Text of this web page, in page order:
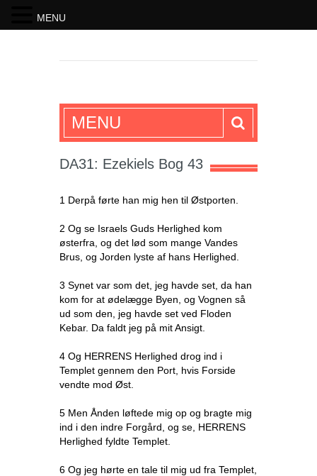
SKRIFTEN
MENU
DA31: Ezekiels Bog 43
1 Derpå førte han mig hen til Østporten.
2 Og se Israels Guds Herlighed kom
østerfra, og det lød som mange Vandes
Brus, og Jorden lyste af hans Herlighed.
3 Synet var som det, jeg havde set, da han
kom for at ødelægge Byen, og Vognen så
ud som den, jeg havde set ved Floden
Kebar. Da faldt jeg på mit Ansigt.
4 Og HERRENS Herlighed drog ind i
Templet gennem den Port, hvis Forside
vendte mod Øst.
5 Men Ånden løftede mig op og bragte mig
ind i den indre Forgård, og se, HERRENS
Herlighed fyldte Templet.
6 Og jeg hørte en tale til mig ud fra Templet,
MENU